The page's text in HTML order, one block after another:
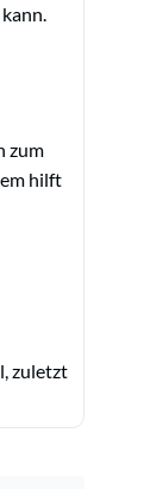
zum
hilft
zuletzt